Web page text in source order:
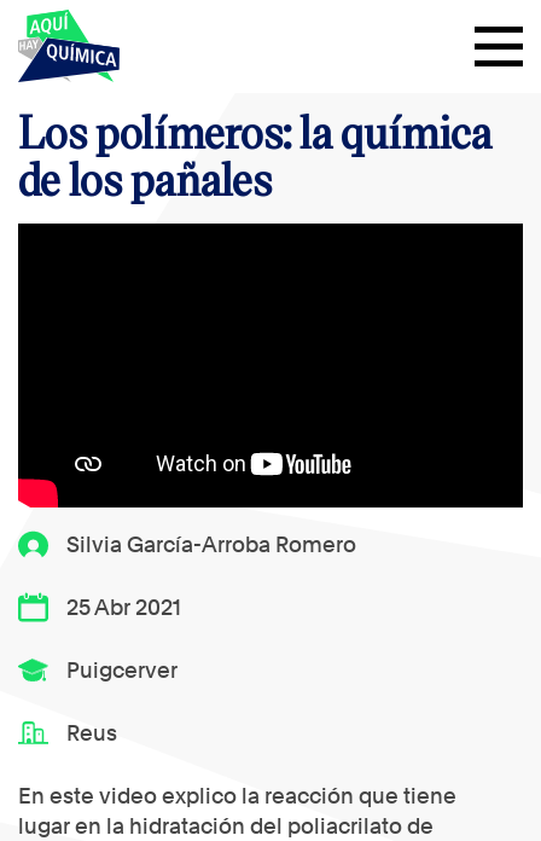
Silvia García-Arroba Romero
25 Abr 2021
Puigcerver
Reus
En este video explico la reacción que tiene
lugar en la hidratación del poliacrilato de
Los polímeros: la química
de los pañales